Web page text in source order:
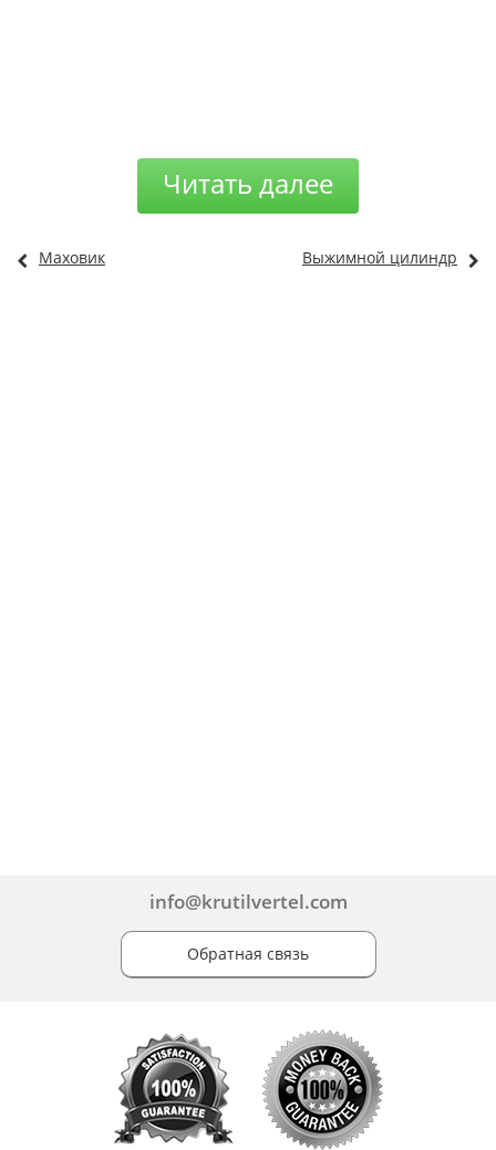
Читать далее
Маховик Выжимной цилиндр
info@krutilvertel.com
Обратная связь